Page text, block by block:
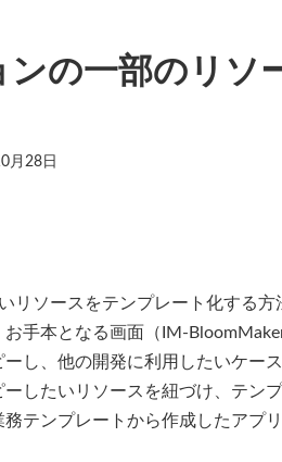
ンの一部のリソ
月28日
リソースをテンプレート化する方
手本となる画面（IM-
し、他の開発に利用したいケー
したいリソースを紐づけ、テン
テンプレートから作成したアプ